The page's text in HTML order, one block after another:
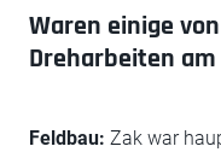
Waren einige
Dreharbeiten
Feldbau: Zak war